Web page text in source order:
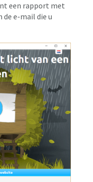
een rapport met
e-mail die u